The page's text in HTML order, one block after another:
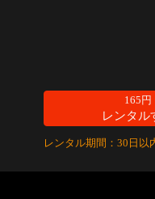
165円
レンタル
レンタル期間：30日以